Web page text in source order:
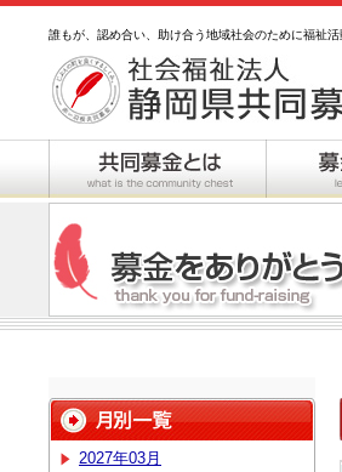
誰もが、認め合い、助け合う地域社会のために福祉
2027年03月